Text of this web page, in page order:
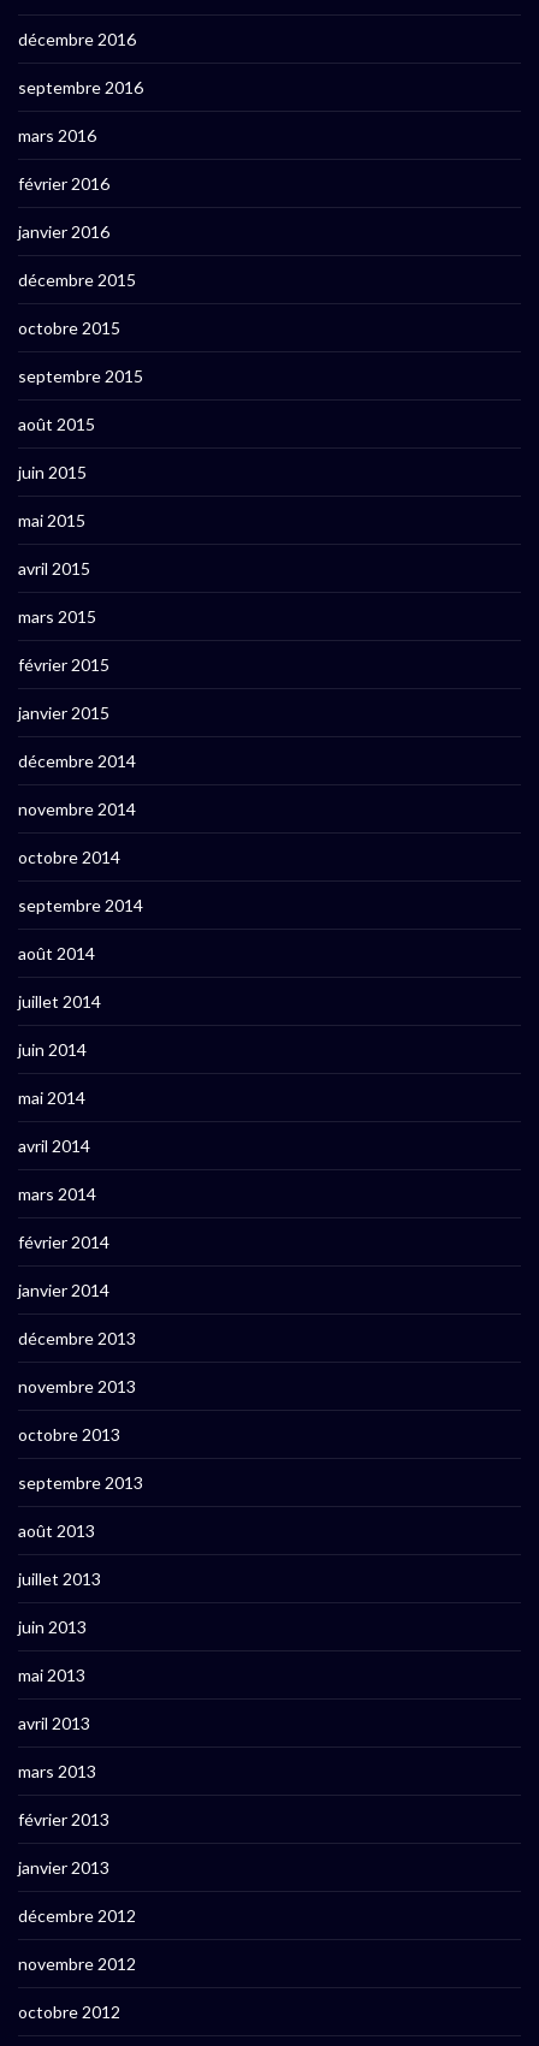
décembre 2016
septembre 2016
mars 2016
février 2016
janvier 2016
décembre 2015
octobre 2015
septembre 2015
août 2015
juin 2015
mai 2015
avril 2015
mars 2015
février 2015
janvier 2015
décembre 2014
novembre 2014
octobre 2014
septembre 2014
août 2014
juillet 2014
juin 2014
mai 2014
avril 2014
mars 2014
février 2014
janvier 2014
décembre 2013
novembre 2013
octobre 2013
septembre 2013
août 2013
juillet 2013
juin 2013
mai 2013
avril 2013
mars 2013
février 2013
janvier 2013
décembre 2012
novembre 2012
octobre 2012